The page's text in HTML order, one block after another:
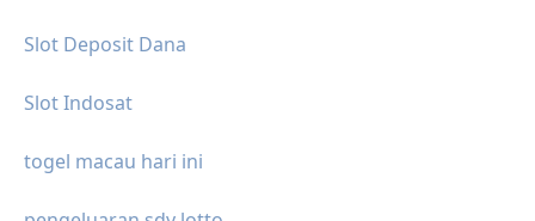
Slot Deposit Dana
Slot Indosat
togel macau hari ini